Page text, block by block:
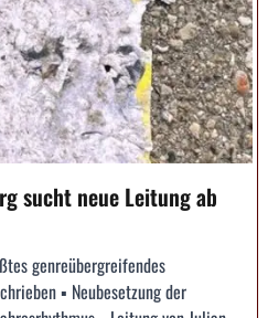
sucht neue Leitung ab
genreübergreifendes
▪ Neubesetzung der